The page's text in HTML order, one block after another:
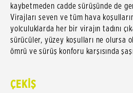
kaybetmeden cadde sürüşünde de
Virajları seven ve tüm hava
yolculuklarda her bir virajın tadını
sürücüler, yüzey koşulları ne olursa
ömrü ve sürüş konforu karşısında
ÇEKİŞ